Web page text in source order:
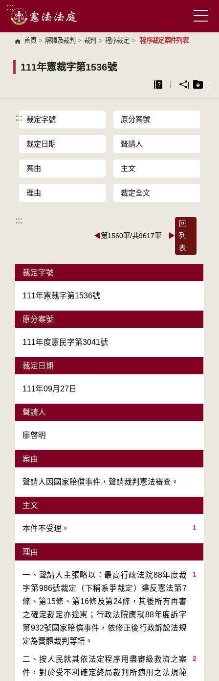
跳到主要內容區塊
:::
首頁 > 解釋及裁判 > 裁判 > 程序裁定 > 程序裁定案件列表
111年憲裁字第1536號
::: 裁定字號 原分案號
裁定日期 聲請人
案由 主文
理由 裁定全文
:::
◀第1560筆/共9617筆 ▶
回
列
表
裁定字號
111年憲裁字第1536號
原分案號
111年度憲民字第3041號
裁定日期
111年09月27日
聲請人
廖啓明
案由
聲請人因國家賠償事件，聲請裁判憲法審查。
主文
1
本件不受理。
理由
1
一、聲請人主張略以：最高行政法院88年度裁
字第986號裁定（下稱系爭裁定）違反憲法第7
條、第15條、第16條及第24條，其後所有再審
之確定裁定亦違憲；行政法院應就88年度訴字
第932號國家賠償事件，依修正後行政訴訟法規
2
二、按人民就其依法定程序用盡審級救濟之案
件，對於受不利確定終局裁判所適用之法規範